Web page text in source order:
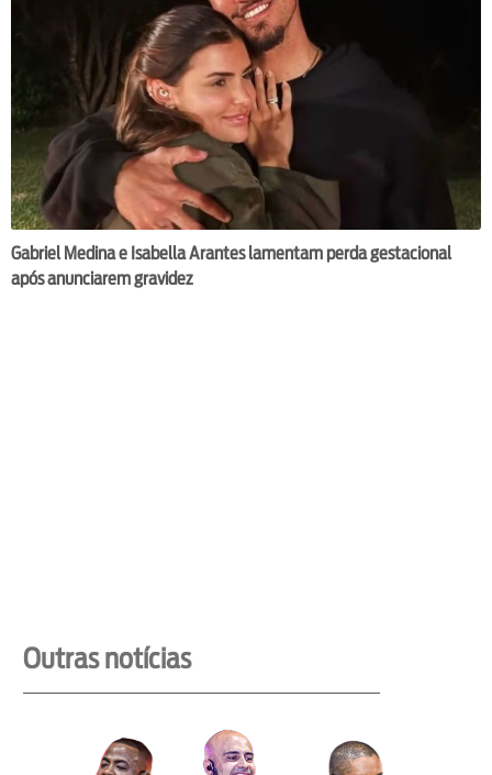
Gabriel Medina e Isabella Arantes lamentam perda gestacional
após anunciarem gravidez
Outras notícias